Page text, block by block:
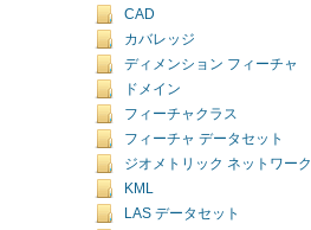
CAD
カバレッジ
ディメンション フィーチャ
ドメイン
フィーチャクラス
フィーチャ データセット
ジオメトリック ネットワーク
KML
LAS データセット